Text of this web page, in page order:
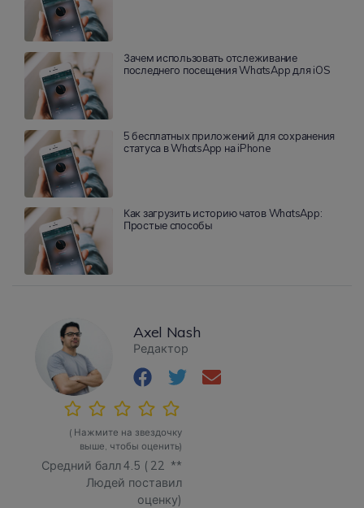
Зачем использовать отслеживание
последнего посещения WhatsApp для iOS
5 бесплатных приложений для сохранения
статуса в WhatsApp на iPhone
Как загрузить историю чатов WhatsApp:
Простые способы
Axel Nash
Редактор
( Нажмите на звездочку
выше, чтобы оценить)
Средний балл4.5 ( 22 **
Людей поставил
оценку)